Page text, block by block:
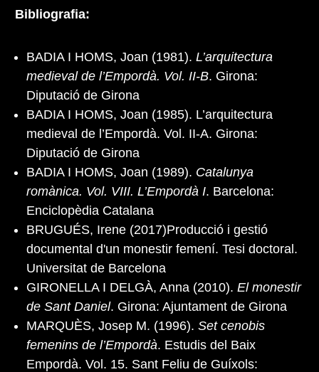
Bibliografia:
BADIA I HOMS, Joan (1981). L’arquitectura
medieval de l’Empordà. Vol. II-B. Girona:
Diputació de Girona
BADIA I HOMS, Joan (1985). L’arquitectura
medieval de l’Empordà. Vol. II-A. Girona:
Diputació de Girona
BADIA I HOMS, Joan (1989). Catalunya
romànica. Vol. VIII. L’Empordà I. Barcelona:
Enciclopèdia Catalana
BRUGUÉS, Irene (2017)Producció i gestió
documental d'un monestir femení. Tesi doctoral.
Universitat de Barcelona
GIRONELLA I DELGÀ, Anna (2010). El monestir
de Sant Daniel. Girona: Ajuntament de Girona
MARQUÈS, Josep M. (1996). Set cenobis
femenins de l’Empordà. Estudis del Baix
Empordà. Vol. 15. Sant Feliu de Guíxols: